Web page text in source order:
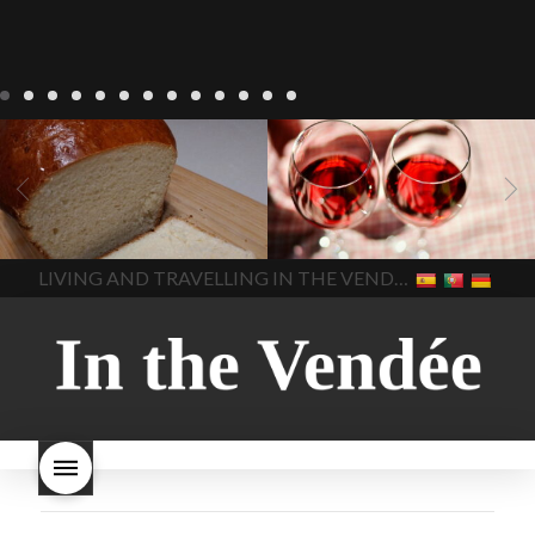
Recepten Wonen
baken in
Frankrijk bakken in de
Vendee
brood bakken
brood met gist gist brood
het beste brood hoe moet
ik brood bakken is melk
brood gezond is melkbrood
gezond mama's brood melk
brood melk brood en
wat is melkbrood
zijn melk
brood en brioche hetzelfde
brood
In The Vendee
Blog Wonen beaujolais
2022 Beaujolais Nouveau
2022 De wijnmakers laten
de druiventrossen gisten in
een anaërobe donderdag
17 november 2022 is
beaujolais dag hoe lang is
Beaujolais Nouveau
houdbaar hoeveel flessen
verkocht
is Beaujolais
Nouveau een fruitige wijn
kooldioxiderijke omgeving.
Nouveau naar? wat is
In The Vendee